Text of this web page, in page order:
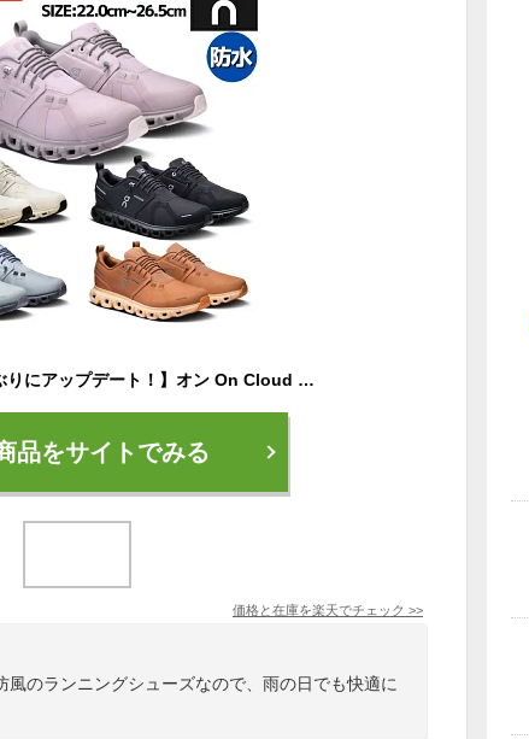
【クラウドWPが5年ぶりにアップデート！】オン On Cloud 5 Waterproof クラウド 5 ウォータープルーフ レディース スニーカー 防水 雨 シューズ ローカット ランニングシューズ オールシーズン 59.98838 59.98836 59.98837 59.98344 59.98142 59.97988 59.98527 59.97983
品をサイトでみる
価格と在庫を楽天でチェック >>
のランニングシューズなので、雨の日でも快適に